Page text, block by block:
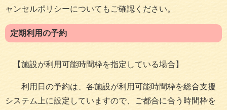
ャンセルポリシーについてもご確認ください。
定期利用の予約
【施設が利用可能時間枠を指定している場合】
利用日の予約は、各施設が利用可能時間枠を総合支援
システム上に設定していますので、ご都合に合う時間枠を